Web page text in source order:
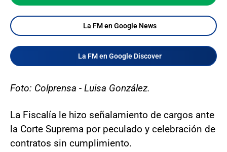
La FM en Google News
La FM en Google Discover
Foto: Colprensa - Luisa González.
La Fiscalía le hizo señalamiento de cargos ante
la Corte Suprema por peculado y celebración de
contratos sin cumplimiento.